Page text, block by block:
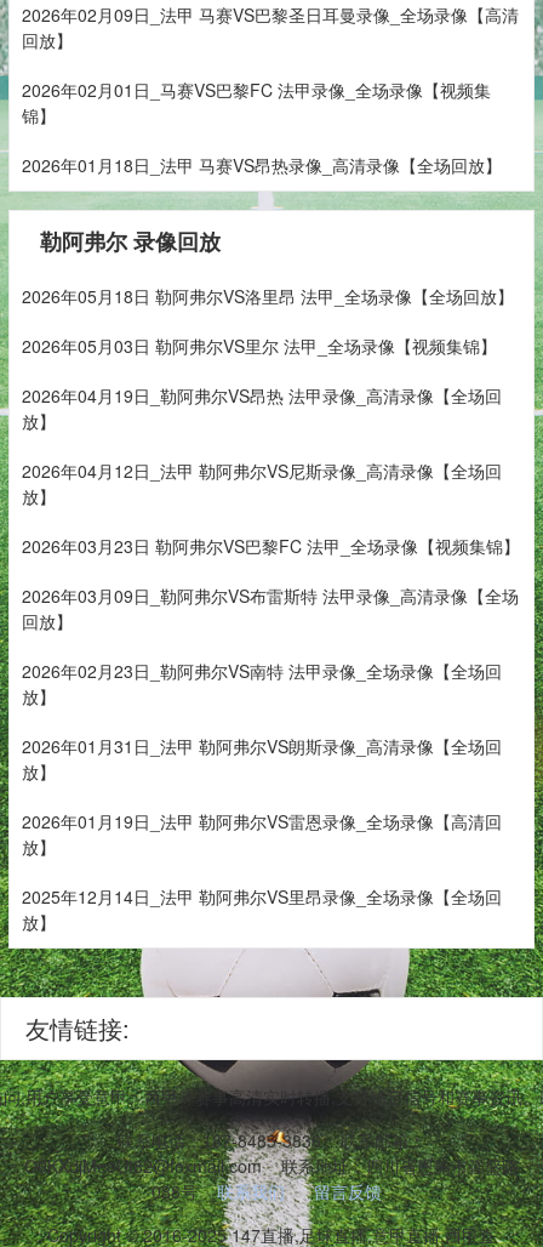
2026年02月09日_法甲 马赛VS巴黎圣日耳曼录像_全场录像【高清
回放】
2026年02月01日_马赛VS巴黎FC 法甲录像_全场录像【视频集
锦】
2026年01月18日_法甲 马赛VS昂热录像_高清录像【全场回放】
勒阿弗尔 录像回放
2026年05月18日 勒阿弗尔VS洛里昂 法甲_全场录像【全场回放】
2026年05月03日 勒阿弗尔VS里尔 法甲_全场录像【视频集锦】
2026年04月19日_勒阿弗尔VS昂热 法甲录像_高清录像【全场回
放】
2026年04月12日_法甲 勒阿弗尔VS尼斯录像_高清录像【全场回
放】
2026年03月23日 勒阿弗尔VS巴黎FC 法甲_全场录像【视频集锦】
2026年03月09日_勒阿弗尔VS布雷斯特 法甲录像_高清录像【全场
回放】
2026年02月23日_勒阿弗尔VS南特 法甲录像_全场录像【全场回
放】
2026年01月31日_法甲 勒阿弗尔VS朗斯录像_高清录像【全场回
放】
2026年01月19日_法甲 勒阿弗尔VS雷恩录像_全场录像【高清回
放】
2025年12月14日_法甲 勒阿弗尔VS里昂录像_全场录像【全场回
放】
友情链接:
,用户享受意甲、西甲等赛事高清实时转播,支持稳定信号和赛事资讯
联系电话：187-8485-3836
联系邮箱：
O0KXdjMeoUt82@foxmail.com
联系地址：四川省恩施市强盛路
088号
联系我们
留言反馈
Copyright © 2016-2025 147直播,足球直播,意甲直播,西甲直